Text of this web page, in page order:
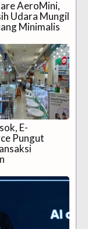
AeroMini,
Udara Mungil
Minimalis
E-
Pungut